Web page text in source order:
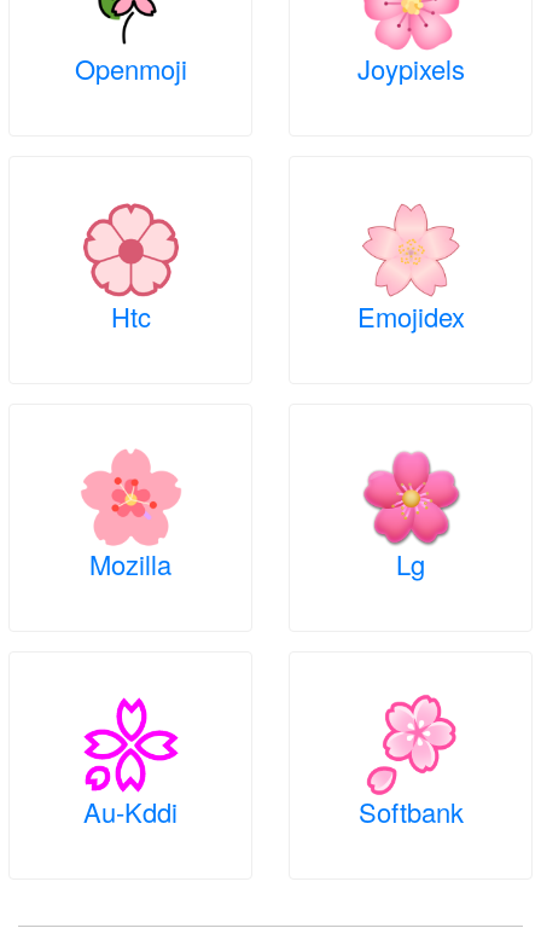
Joypixels
Openmoji
Emojidex
Htc
Lg
Mozilla
Softbank
Au-Kddi